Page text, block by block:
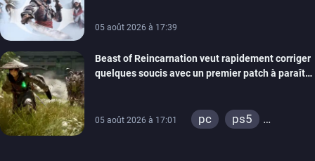
05 août 2026 à 17:39
Beast of Reincarnation veut rapidement corriger
quelques soucis avec un premier patch à paraître
05 août 2026 à 17:01 pc
ps5